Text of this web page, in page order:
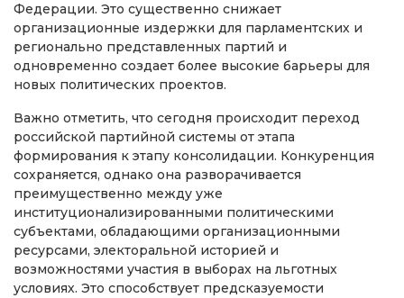
Федерации. Это существенно снижает
организационные издержки для парламентских и
регионально представленных партий и
одновременно создает более высокие барьеры для
новых политических проектов.
Важно отметить, что сегодня происходит переход
российской партийной системы от этапа
формирования к этапу консолидации. Конкуренция
сохраняется, однако она разворачивается
преимущественно между уже
институционализированными политическими
субъектами, обладающими организационными
ресурсами, электоральной историей и
возможностями участия в выборах на льготных
условиях. Это способствует предсказуемости